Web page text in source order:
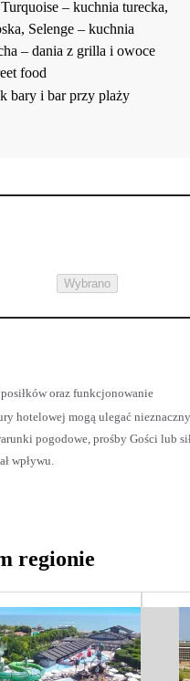
– kuchnia turecka,
Selenge – kuchnia
– dania z grilla i owoce
food
bary i bar przy plaży
Wybrano
oraz funkcjonowanie
hotelowej mogą ulegać
pogodowe, prośby Gości lub
wpływu.
regionie